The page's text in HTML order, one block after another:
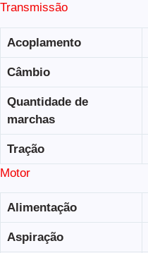
Transmissão
Acoplamento
Câmbio
Quantidade de
marchas
Tração
Motor
Alimentação
Aspiração